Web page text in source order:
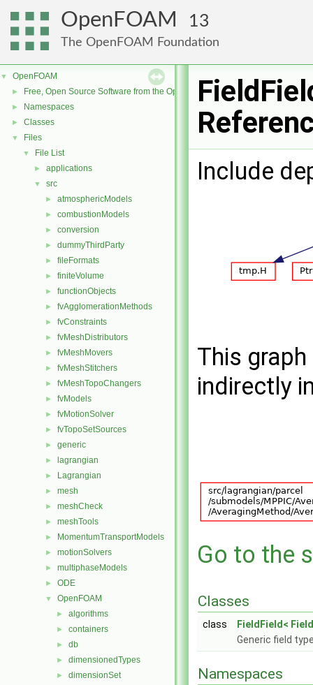
OpenFOAM 13
The OpenFOAM Foundation
▼ OpenFOAM
► Free, Open Source Software from the OpenFOAM Foundation
► Namespaces
► Classes
▼ Files
▼ File List
► applications
▼ src
► atmosphericModels
► combustionModels
► conversion
► dummyThirdParty
► fileFormats
► finiteVolume
► functionObjects
► fvAgglomerationMethods
► fvConstraints
► fvMeshDistributors
► fvMeshMovers
► fvMeshStitchers
► fvMeshTopoChangers
► fvModels
► fvMotionSolver
► fvTopoSetSources
► generic
► lagrangian
► Lagrangian
► mesh
► meshCheck
► meshTools
► MomentumTransportModels
► motionSolvers
► multiphaseModels
► ODE
▼ OpenFOAM
► algorithms
► containers
► db
► dimensionedTypes
► dimensionSet
Include
This
indirectly
Go to the
Classes
class
FieldField<
Generic field
Namespaces